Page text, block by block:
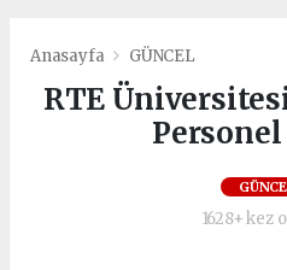
Anasayfa GÜNCEL
RTE
1628+ kez